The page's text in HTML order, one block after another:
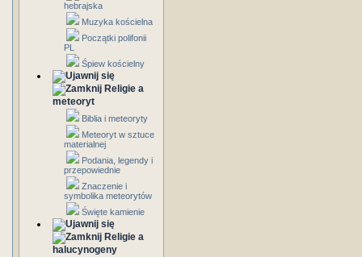
hebrajska
Muzyka kościelna
Początki polifonii
PL
Śpiew kościelny
Religie a
meteoryt
Biblia i meteoryty
Meteoryt w sztuce
materialnej
Podania, legendy i
przepowiednie
Znaczenie i
symbolika meteorytów
Święte kamienie
Religie a
halucynogeny